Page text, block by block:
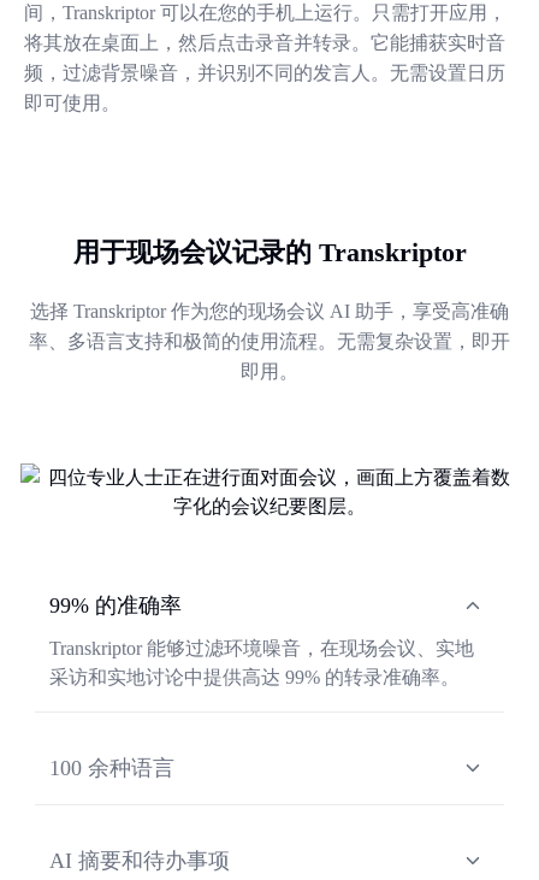
间，Transkriptor 可以在您的手机上运行。只需打开应用，
将其放在桌面上，然后点击录音并转录。它能捕获实时音
频，过滤背景噪音，并识别不同的发言人。无需设置日历
即可使用。
用于现场会议记录的 Transkriptor
选择 Transkriptor 作为您的现场会议 AI 助手，享受高准确
率、多语言支持和极简的使用流程。无需复杂设置，即开
即用。
99% 的准确率
Transkriptor 能够过滤环境噪音，在现场会议、实地
采访和实地讨论中提供高达 99% 的转录准确率。
100 余种语言
谈。
AI 摘要和待办事项